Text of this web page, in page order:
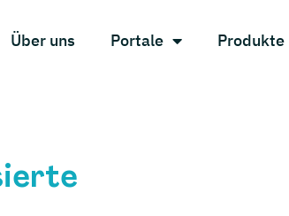
Über uns Portale Produkte